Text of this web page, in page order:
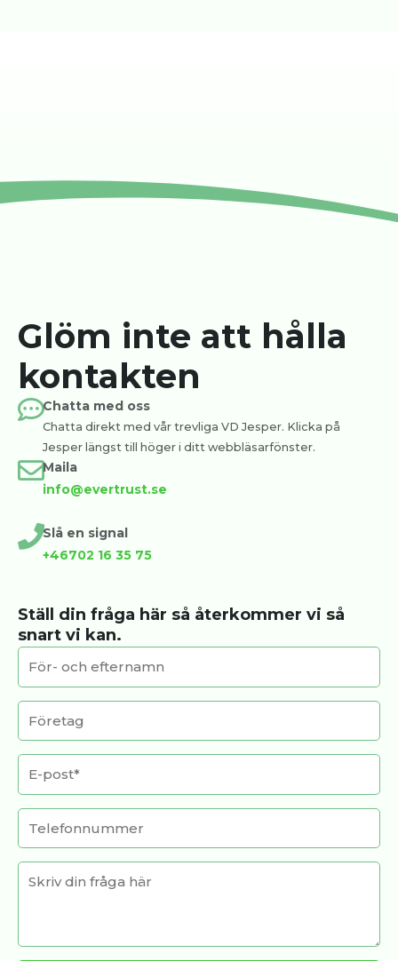
Glöm inte att hålla
kontakten
Chatta med oss
Chatta direkt med vår trevliga VD Jesper. Klicka på
Jesper längst till höger i ditt webbläsarfönster.
Maila
info@evertrust.se
Slå en signal
+46702 16 35 75
Ställ din fråga här så återkommer vi så
snart vi kan.